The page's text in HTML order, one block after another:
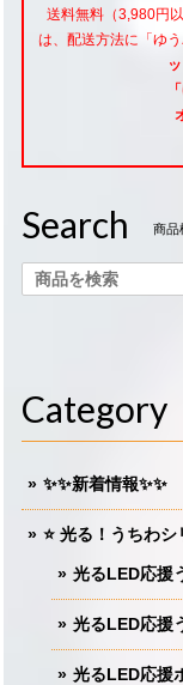
送料無料（3,980円
は、配送方法に「ゆ
Search 商品
Category
✨✨新着情報✨✨
⭐️ 光る！うちわシ
光るLED応援
光るLED応援
光るLED応援